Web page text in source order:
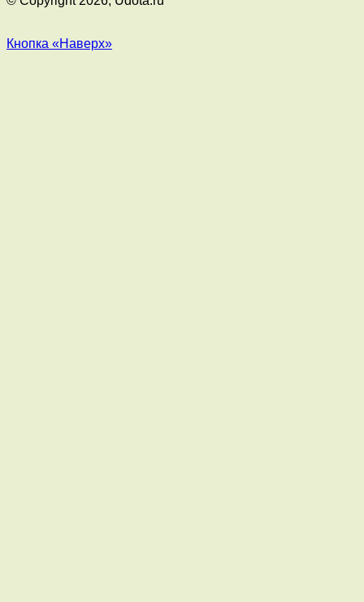
Кнопка «Наверх»